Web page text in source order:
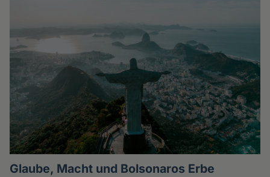
Glaube, Macht und Bolsonaros Erbe